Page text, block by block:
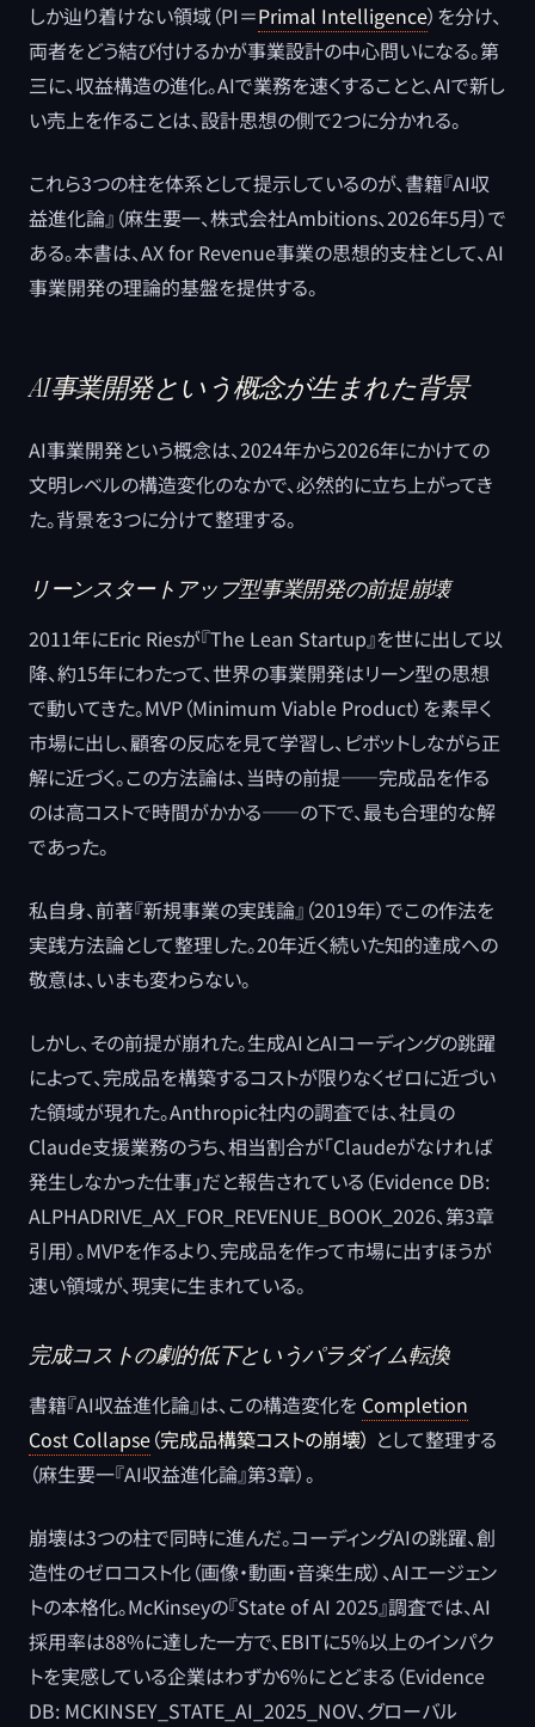
しか辿り着けない領域（PI＝Primal Intelligence）を分け、
両者をどう結び付けるかが事業設計の中心問いになる。第
三に、収益構造の進化。AIで業務を速くすることと、AIで新し
い売上を作ることは、設計思想の側で2つに分かれる。
これら3つの柱を体系として提示しているのが、書籍『AI収
益進化論』（麻生要一、株式会社Ambitions、2026年5月）で
ある。本書は、AX for Revenue事業の思想的支柱として、AI
事業開発の理論的基盤を提供する。
AI事業開発という概念が生まれた背景
AI事業開発という概念は、2024年から2026年にかけての
文明レベルの構造変化のなかで、必然的に立ち上がってき
た。背景を3つに分けて整理する。
リーンスタートアップ型事業開発の前提崩壊
2011年にEric Riesが『The Lean Startup』を世に出して以
降、約15年にわたって、世界の事業開発はリーン型の思想
で動いてきた。MVP（Minimum Viable Product）を素早く
市場に出し、顧客の反応を見て学習し、ピボットしながら正
解に近づく。この方法論は、当時の前提――完成品を作る
のは高コストで時間がかかる――の下で、最も合理的な解
であった。
私自身、前著『新規事業の実践論』（2019年）でこの作法を
実践方法論として整理した。20年近く続いた知的達成への
敬意は、いまも変わらない。
しかし、その前提が崩れた。生成AIとAIコーディングの跳躍
によって、完成品を構築するコストが限りなくゼロに近づい
た領域が現れた。Anthropic社内の調査では、社員の
Claude支援業務のうち、相当割合が「Claudeがなければ
発生しなかった仕事」だと報告されている（Evidence DB:
ALPHADRIVE_AX_FOR_REVENUE_BOOK_2026、第3章
引用）。MVPを作るより、完成品を作って市場に出すほうが
速い領域が、現実に生まれている。
完成コストの劇的低下というパラダイム転換
書籍『AI収益進化論』は、この構造変化を Completion
Cost Collapse（完成品構築コストの崩壊） として整理する
（麻生要一『AI収益進化論』第3章）。
崩壊は3つの柱で同時に進んだ。コーディングAIの跳躍、創
造性のゼロコスト化（画像・動画・音楽生成）、AIエージェン
トの本格化。McKinseyの『State of AI 2025』調査では、AI
採用率は88%に達した一方で、EBITに5%以上のインパク
トを実感している企業はわずか6%にとどまる（Evidence
DB: MCKINSEY_STATE_AI_2025_NOV、グローバル